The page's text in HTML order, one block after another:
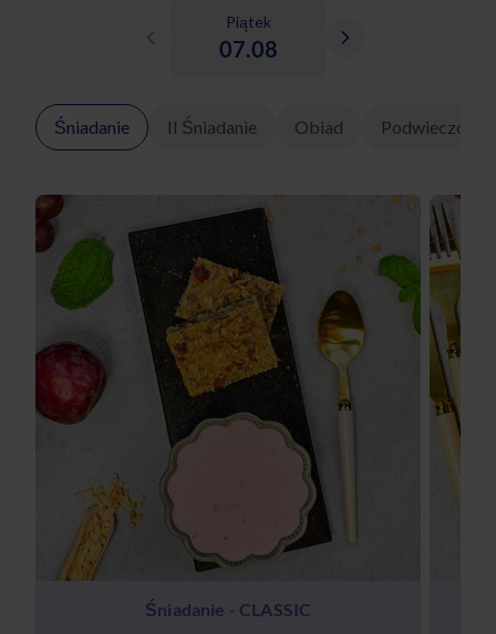
Piątek
07.08
Śniadanie II Śniadanie Obiad Podwieczorek
Śniadanie - CLASSIC